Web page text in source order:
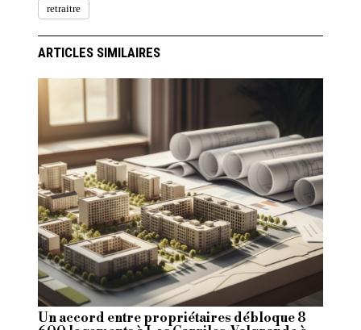
retraitre
ARTICLES SIMILAIRES
Un accord entre propriétaires débloque 8